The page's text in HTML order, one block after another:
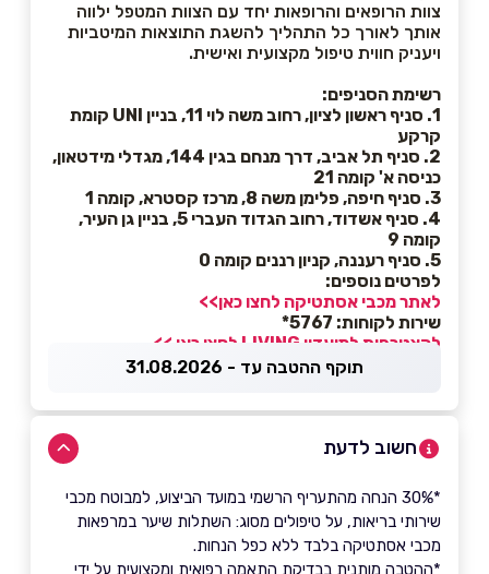
צוות הרופאים והרופאות יחד עם הצוות המטפל ילווה
אותך לאורך כל התהליך להשגת התוצאות המיטביות
ויעניק חווית טיפול מקצועית ואישית.
רשימת הסניפים:
1. סניף ראשון לציון, רחוב משה לוי 11, בניין UNI קומת
קרקע
2. סניף תל אביב, דרך מנחם בגין 144, מגדלי מידטאון,
כניסה א' קומה 21
3. סניף חיפה, פלימן משה 8, מרכז קסטרא, קומה 1
4. סניף אשדוד, רחוב הגדוד העברי 5, בניין גן העיר,
קומה 9
5. סניף רעננה, קניון רננים קומה 0
לפרטים נוספים:
לאתר מכבי אסתטיקה לחצו כאן>>
שירות לקוחות: 5767*
להצטרפות למועדון LIVING לחצו כאן >>
תוקף ההטבה עד - 31.08.2026
חשוב לדעת
*30% הנחה מהתעריף הרשמי במועד הביצוע, למבוטח מכבי
שירותי בריאות, על טיפולים מסוג: השתלות שיער במרפאות
מכבי אסתטיקה בלבד ללא כפל הנחות.
*ההטבה מותנית בבדיקת התאמה רפואית ומקצועית על ידי